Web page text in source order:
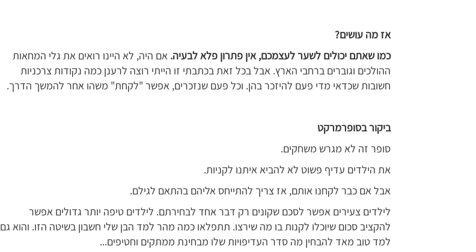
אז מה עושים?
כמו שאתם יכולים לשער לעצמכם, אין פתרון פלא לבעיה. אם היה, לא היינו רואים את גלי המחאות
ההולכים וגוברים ברחבי הארץ. אבל בכל זאת בכתבתי זו הייתי רוצה לרענן כמה נקודות צרכניות
חשובות שכדאי מדי פעם להיזכר בהן. וכל פעם שנזכרים, אפשר "לקחת" משהו אחר להמשך הדרך.
ביקור בסופרמרקט
סופר זה לא מגרש משחקים.
את הילדים עדיף פשוט לא להביא איתנו לקניות.
אבל אם כבר לקחנו אותם, אז צריך להתייחס אליהם בהתאם לגילם.
לילדים צעירים אפשר לסכם שקונים רק דבר אחד לבחירתם. לילדים טיפה יותר גדולים אפשר
להקציב סכום שיוכלו לקנות בו מה שירצו. תתפלאו כמה מהר למד הבן שלי חשבון בשיטה הזו. והוא גם
למד טוב מאד להבחין מה סדר העדיפויות שלו מבחינת ממתקים וחטיפים...